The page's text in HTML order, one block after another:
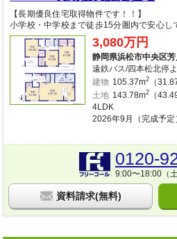
【長期優良住宅取得物件です！！】
小学校・中学校まで徒歩15分圏内で安心し
3,080万円
静岡県浜松市中央区
遠鉄バス/四本松北停
建物 105.37m2（
土地 143.78m2（
4LDK
2026年9月（完成予定
0120-
9:00〜18:00（
資料請求(無料)